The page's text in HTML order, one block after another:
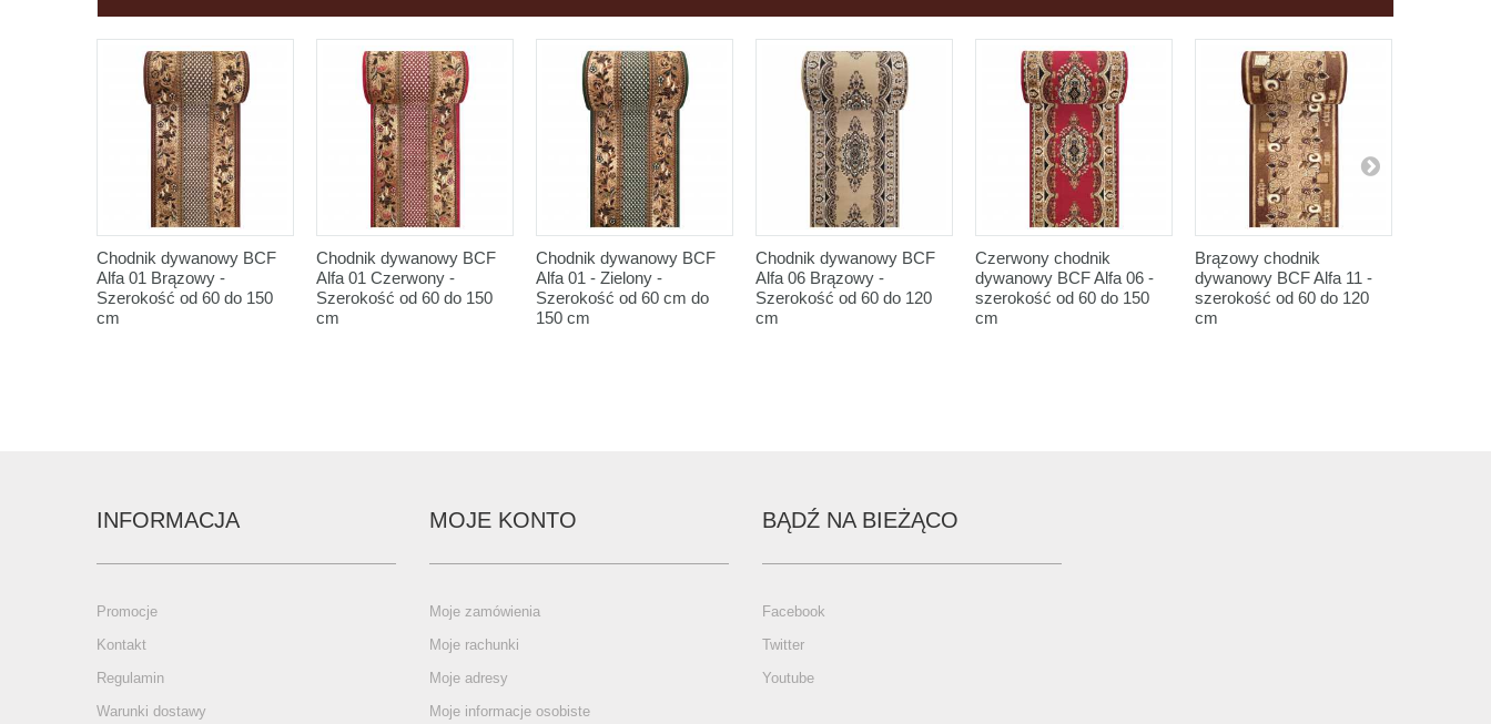
Chodnik dywanowy BCF
Alfa 01 Brązowy -
Szerokość od 60 do 150
cm
Chodnik dywanowy BCF
Alfa 01 Czerwony -
Szerokość od 60 do 150
cm
Chodnik dywanowy BCF
Alfa 01 - Zielony -
Szerokość od 60 cm do
150 cm
Chodnik dywanowy BCF
Alfa 06 Brązowy -
Szerokość od 60 do 120
cm
Czerwony chodnik
dywanowy BCF Alfa 06 -
szerokość od 60 do 150
cm
Brązowy chodnik
dywanowy BCF Alfa 11 -
szerokość od 60 do 120
cm
INFORMACJA
Promocje
Kontakt
Regulamin
Warunki dostawy
MOJE KONTO
Moje zamówienia
Moje rachunki
Moje adresy
Moje informacje osobiste
BĄDŹ NA BIEŻĄCO
Facebook
Twitter
Youtube